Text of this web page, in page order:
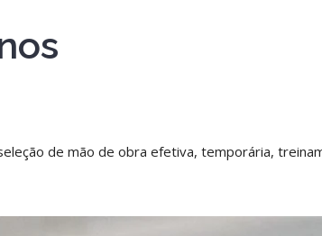
de mão de obra efetiva, temporária,